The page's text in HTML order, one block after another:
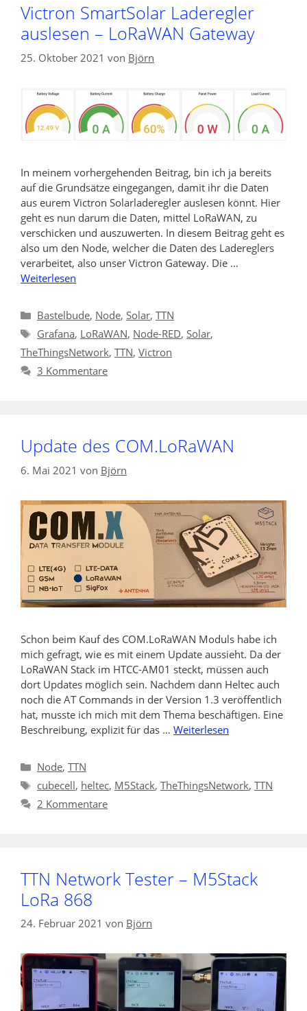
Victron SmartSolar Laderegler
auslesen – LoRaWAN Gateway
25. Oktober 2021 von Björn
In meinem vorhergehenden Beitrag, bin ich ja bereits
auf die Grundsätze eingegangen, damit ihr die Daten
aus eurem Victron Solarladeregler auslesen könnt. Hier
geht es nun darum die Daten, mittel LoRaWAN, zu
verschicken und auszuwerten. In diesem Beitrag geht es
also um den Node, welcher die Daten des Ladereglers
verarbeitet, also unser Victron Gateway. Die …
Weiterlesen
Kategorien
Bastelbude, Node, Solar, TTN
Schlagwörter
Grafana, LoRaWAN, Node-RED, Solar,
TheThingsNetwork, TTN, Victron
3 Kommentare
Update des COM.LoRaWAN
6. Mai 2021 von Björn
Schon beim Kauf des COM.LoRaWAN Moduls habe ich
mich gefragt, wie es mit einem Update aussieht. Da der
LoRaWAN Stack im HTCC-AM01 steckt, müssen auch
dort Updates möglich sein. Nachdem dann Heltec auch
noch die AT Commands in der Version 1.3 veröffentlich
hat, musste ich mich mit dem Thema beschäftigen. Eine
Beschreibung, explizit für das … Weiterlesen
Kategorien
Node, TTN
Schlagwörter
cubecell, heltec, M5Stack, TheThingsNetwork, TTN
2 Kommentare
TTN Network Tester – M5Stack
LoRa 868
24. Februar 2021 von Björn